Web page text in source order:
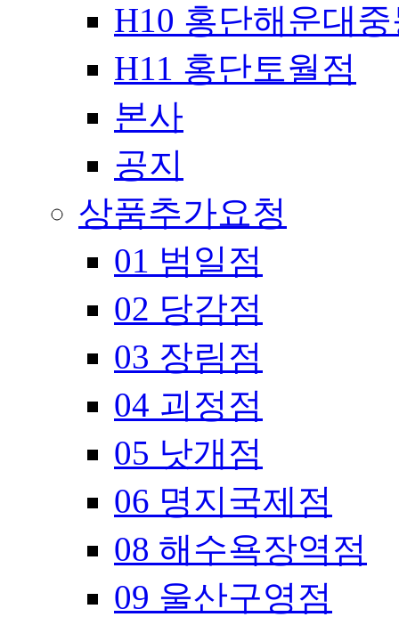
H10 홍단해운대
H11 홍단토월점
본사
공지
상품추가요청
01 범일점
02 당감점
03 장림점
04 괴정점
05 낫개점
06 명지국제점
08 해수욕장역점
09 울산구영점